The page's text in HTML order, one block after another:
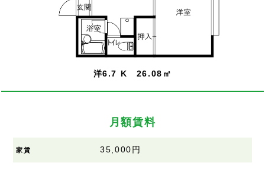
洋6.7 K 26.08㎡
月額賃料
家賃 35,000円